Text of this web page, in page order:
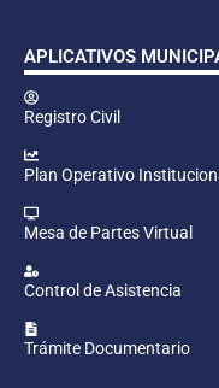
APLICATIVOS
Registro Civil
Plan Operativo
Mesa de Partes Virtual
Control de Asistencia
Trámite Documentario